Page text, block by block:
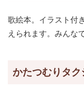
歌絵本。イラスト付
えられます。みんな
かたつむりタク